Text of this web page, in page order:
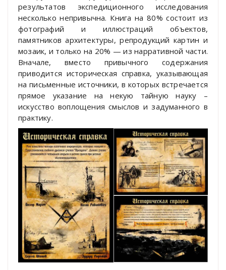
результатов экспедиционного исследования
несколько непривычна. Книга на 80% состоит из
фотографий и иллюстраций объектов,
памятников архитектуры, репродукций картин и
мозаик, и только на 20% — из нарративной части.
Вначале, вместо привычного содержания
приводится историческая справка, указывающая
на письменные источники, в которых встречается
прямое указание на некую тайную науку –
искусство воплощения смыслов и задуманного в
практику.